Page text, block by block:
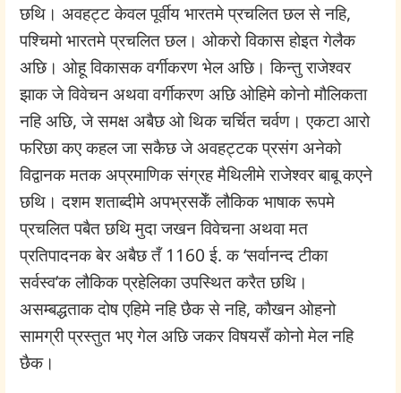
छथि। अवहट्ट केवल पूर्वीय भारतमे प्रचलित छल से नहि,
पश्चिमो भारतमे प्रचलित छल। ओकरो विकास होइत गेलैक
अछि। ओहू विकासक वर्गीकरण भेल अछि। किन्तु राजेश्वर
झाक जे विवेचन अथवा वर्गीकरण अछि ओहिमे कोनो मौलिकता
नहि अछि, जे समक्ष अबैछ ओ थिक चर्चित चर्वण। एकटा आरो
फरिछा कए कहल जा सकैछ जे अवहट्टक प्रसंग अनेको
विद्वानक मतक अप्रमाणिक संग्रह मैथिलीमे राजेश्वर बाबू कएने
छथि। दशम शताब्दीमे अपभ्रसकेँ लौकिक भाषाक रूपमे
प्रचलित पबैत छथि मुदा जखन विवेचना अथवा मत
प्रतिपादनक बेर अबैछ तँ 1160 ई. क ‘सर्वानन्द टीका
सर्वस्व’क लौकिक प्रहेलिका उपस्थित करैत छथि।
असम्बद्धताक दोष एहिमे नहि छैक से नहि, कौखन ओहनो
सामग्री प्रस्तुत भए गेल अछि जकर विषयसँ कोनो मेल नहि
छैक।